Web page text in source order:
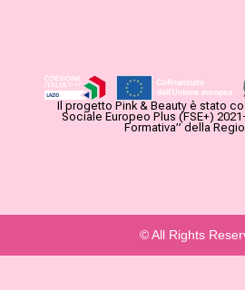
Il progetto Pink & Beauty è stato
Sociale Europeo Plus (FSE+)
Formativa” della
© All Rights